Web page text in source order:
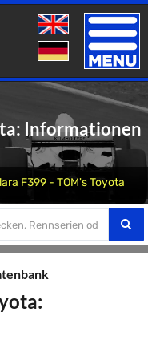
Toggle
Informationen
F399 - TOM's Toyota